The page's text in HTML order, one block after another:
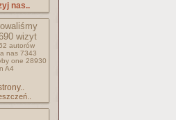
nas..
wizyt
autorów
nas 7343
one 28930
A4